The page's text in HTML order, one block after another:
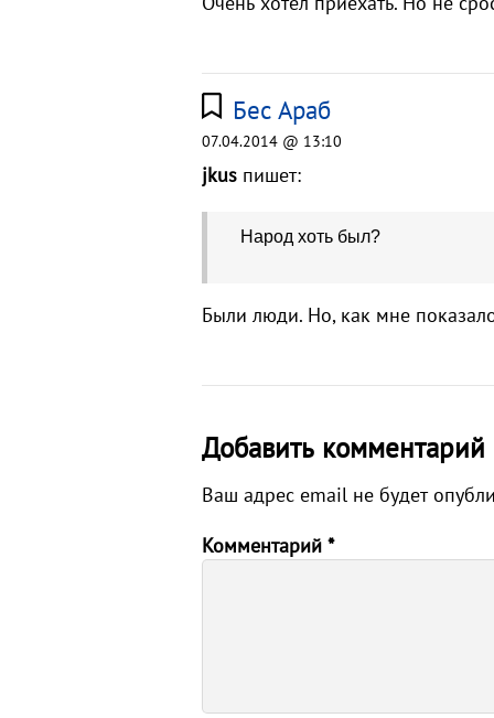
Бес Араб
07.04.2014 @ 13:10
jkus пишет:
Народ хоть был?
Были люди. Но, как мне
Добавить комментарий
Ваш адрес email не будет
Комментарий *